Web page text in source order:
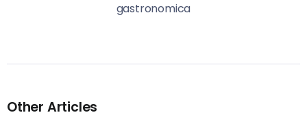
gastronomica
Other Articles